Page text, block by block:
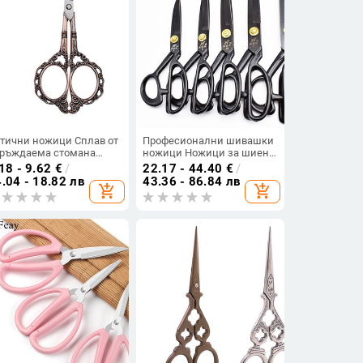
ножици Сплав от
стомана
дръжка
ножици
- 9.62 € /
- 18.82 лв
add_shopping_cart
Професионални шивашки
ножици Ножици за шиене
Ножици за бродерия
Инструменти за шиене
Занаятчийски
принадлежности Ножици
22.17 - 44.40 € /
43.36 - 86.84 лв
add_shopping_cart